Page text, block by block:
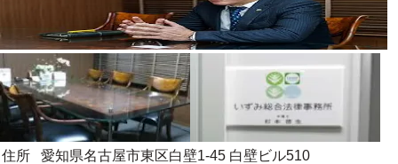
住所
愛知県名古屋市東区白壁1-45 白壁ビル510